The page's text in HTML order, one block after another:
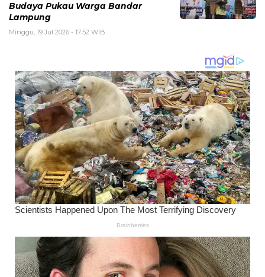
Budaya Pukau Warga Bandar
Lampung
Minggu, 19 Jul 2026 - 17:52 WIB